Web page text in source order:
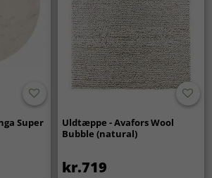
Super
Uldtæppe - Avafors Wool
Bubble (natural)
kr.719